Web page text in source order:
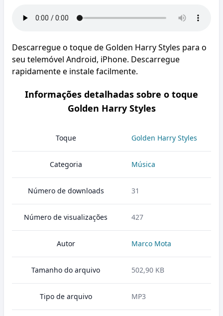
Descarregue o toque de Golden Harry Styles para o
seu telemóvel Android, iPhone. Descarregue
rapidamente e instale facilmente.
Informações detalhadas sobre o toque
Golden Harry Styles
Toque Golden Harry Styles
Categoria Música
Número de downloads 31
Número de visualizações 427
Autor Marco Mota
Tamanho do arquivo 502,90 KB
Tipo de arquivo MP3